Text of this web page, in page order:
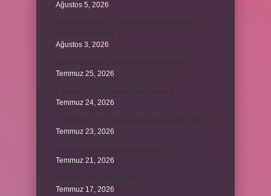
Ağustos 5, 2026
Ağustos 3, 2026
Temmuz 25, 2026
Temmuz 24, 2026
Temmuz 23, 2026
Temmuz 21, 2026
Temmuz 17, 2026